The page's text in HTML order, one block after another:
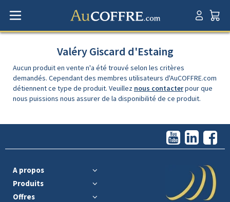
Valéry Giscard d'Estaing
Aucun produit en vente n'a été trouvé selon les critères
demandés. Cependant des membres utilisateurs d'AuCOFFRE.com
détiennent ce type de produit. Veuillez nous contacterpour que
nous puissions nous assurer de la disponibilité de ce produit.
A propos
Produits
Offres